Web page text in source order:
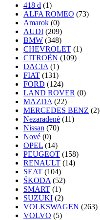
418 d (1)
ALFA ROMEO (73)
Amarok (0)
AUDI (209)
BMW (348)
CHEVROLET (1)
CITROËN (109)
DACIA (1)
FIAT (131)
FORD (124)
LAND ROVER (0)
MAZDA (22)
MERCEDES BENZ (2)
Nezaradené (11)
Nissan (70)
Nové (0)
OPEL (14)
PEUGEOT (158)
RENAULT (14)
SEAT (104)
ŠKODA (52)
SMART (1)
SUZUKI (2)
VOLKSWAGEN (263)
VOLVO (5)